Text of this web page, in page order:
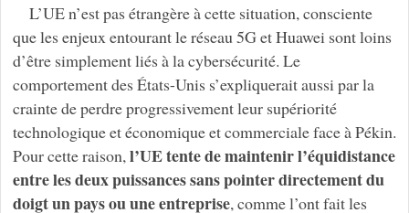
L’UE n’est pas étrangère à cette situation, consciente
que les enjeux entourant le réseau 5G et Huawei sont loins
d’être simplement liés à la cybersécurité. Le
comportement des États-Unis s’expliquerait aussi par la
crainte de perdre progressivement leur supériorité
technologique et économique et commerciale face à Pékin.
Pour cette raison,l’UE tente de maintenir l’équidistance
entre les deux puissances sans pointer directement du
doigt un pays ou une entreprise, comme l’ont fait les